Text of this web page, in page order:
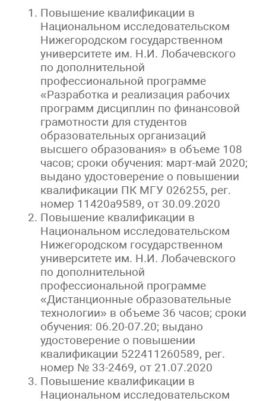
Повышение квалификации в
Национальном исследовательском
Нижегородском государственном
университете им. Н.И. Лобачевского
по дополнительной
профессиональной программе
«Разработка и реализация рабочих
программ дисциплин по финансовой
грамотности для студентов
образовательных организаций
высшего образования» в объеме 108
часов; сроки обучения: март-май 2020;
выдано удостоверение о повышении
квалификации ПК МГУ 026255, рег.
номер 11420а9589, от 30.09.2020
Повышение квалификации в
Национальном исследовательском
Нижегородском государственном
университете им. Н.И. Лобачевского
по дополнительной
профессиональной программе
«Дистанционные образовательные
технологии» в объеме 36 часов; сроки
обучения: 06.20-07.20; выдано
удостоверение о повышении
квалификации 522411260589, рег.
номер № 33-2469, от 21.07.2020
Повышение квалификации в
Национальном исследовательском